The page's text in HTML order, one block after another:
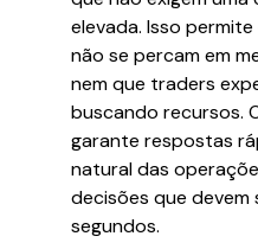
elevada. Isso
não se percam em
nem que traders
buscando recursos.
garante respostas
natural das
decisões que devem
segundos.